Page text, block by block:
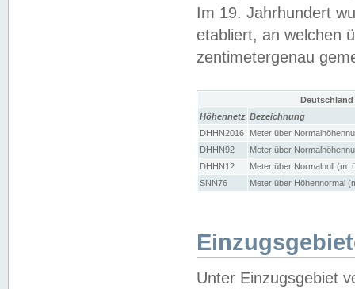
Im 19. Jahrhundert
etabliert, an welchen
zentimetergenau
Höhennetz Bezeichnung
DHHN2016
Meter über
DHHN92
Meter über
DHHN12
Meter über Normalnull (m.
SNN76
Meter über Höhennormal
Unter Einzugsgebiet